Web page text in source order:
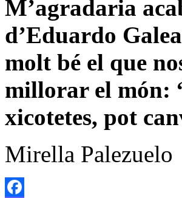
M’agradaria
d’Eduardo
molt bé el que
millorar el món:
xicotetes, pot
Mirella Palezuelo